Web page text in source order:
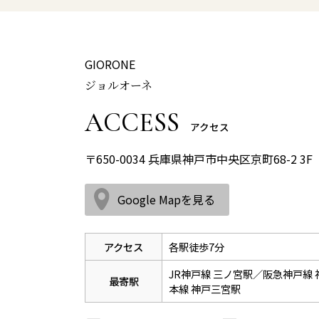
GIORONE
ジョルオーネ
ACCESS アクセス
〒650-0034 兵庫県神戸市中央区京町68-2 3F
Google Mapを見る
アクセス 各駅徒歩7分
最寄駅
JR神戸線 三ノ宮駅／阪急神戸線
本線 神戸三宮駅